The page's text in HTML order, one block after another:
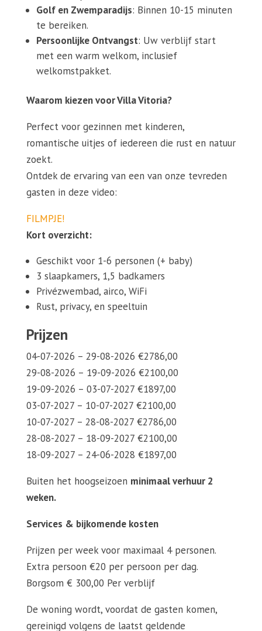
Golf en Zwemparadijs: Binnen 10-15 minuten
te bereiken.
Persoonlijke Ontvangst: Uw verblijf start
met een warm welkom, inclusief
welkomstpakket.
Waarom kiezen voor Villa Vitoria?
Perfect voor gezinnen met kinderen,
romantische uitjes of iedereen die rust en natuur
zoekt.
Ontdek de ervaring van een van onze tevreden
gasten in deze video:
FILMPJE!
Kort overzicht:
Geschikt voor 1-6 personen (+ baby)
3 slaapkamers, 1,5 badkamers
Privézwembad, airco, WiFi
Rust, privacy, en speeltuin
Prijzen
04-07-2026 – 29-08-2026 €2786,00
29-08-2026 – 19-09-2026 €2100,00
19-09-2026 – 03-07-2027 €1897,00
03-07-2027 – 10-07-2027 €2100,00
10-07-2027 – 28-08-2027 €2786,00
28-08-2027 – 18-09-2027 €2100,00
18-09-2027 – 24-06-2028 €1897,00
Buiten het hoogseizoen minimaal verhuur 2
weken.
Services & bijkomende kosten
Prijzen per week voor maximaal 4 personen.
Extra persoon €20 per persoon per dag.
Borgsom € 300,00 Per verblijf
De woning wordt, voordat de gasten komen,
gereinigd volgens de laatst geldende